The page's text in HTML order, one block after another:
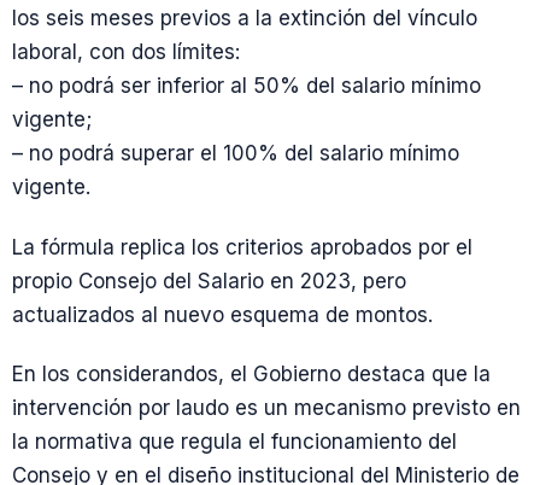
los seis meses previos a la extinción del vínculo
laboral, con dos límites:
– no podrá ser inferior al 50% del salario mínimo
vigente;
– no podrá superar el 100% del salario mínimo
vigente.
La fórmula replica los criterios aprobados por el
propio Consejo del Salario en 2023, pero
actualizados al nuevo esquema de montos.
En los considerandos, el Gobierno destaca que la
intervención por laudo es un mecanismo previsto en
la normativa que regula el funcionamiento del
Consejo y en el diseño institucional del Ministerio de